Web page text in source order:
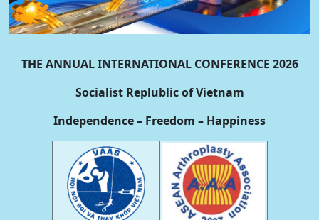
THE ANNUAL INTERNATIONAL CONFERENCE 2026
Socialist Replublic of Vietnam
Independence – Freedom – Happiness